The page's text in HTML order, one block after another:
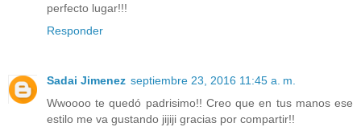
perfecto lugar!!!
Responder
Sadai Jimenez septiembre 23, 2016 11:45 a. m.
Wwoooo te quedó padrisimo!! Creo que en tus manos ese
estilo me va gustando jijiji gracias por compartir!!